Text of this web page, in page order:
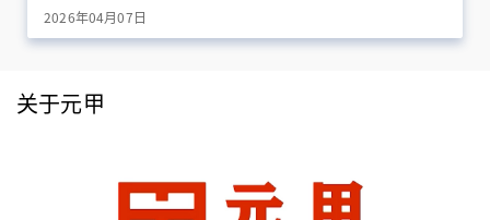
2026年04月07日
关于元甲